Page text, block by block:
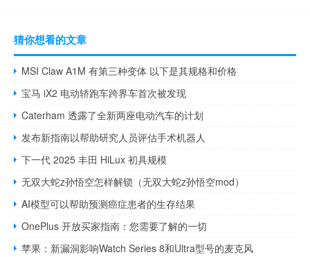
猜你想看的文章
MSI Claw A1M 有第三种变体 以下是其规格和价格
宝马 iX2 电动轿跑车跨界车首次被发现
Caterham 透露了全新两座电动汽车的计划
发布新指南以帮助研究人员评估手术机器人
下一代 2025 丰田 HiLux 初具规模
无双大蛇z孙悟空怎样解锁（无双大蛇z孙悟空mod）
AI模型可以帮助预测癌症患者的生存结果
OnePlus 开放买家指南：您需要了解的一切
苹果：新漏洞影响Watch Series 8和Ultra型号的麦克风